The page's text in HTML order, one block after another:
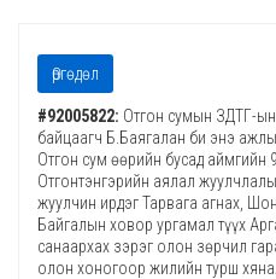
Өргөдөл
#92005822: Отгон сумын ЗДТГ-
байцаагч Б.Баягалан би энэ
Отгон сум өөрийн бусад аймгийн
Отгонтэнгэрийн аялал
жуулчин ирдэг Тарвага агнах,
Байгалын ховор ургамал түүх
санаархах зэрэг олон зөрчил
олон хоногоор жилийн турш